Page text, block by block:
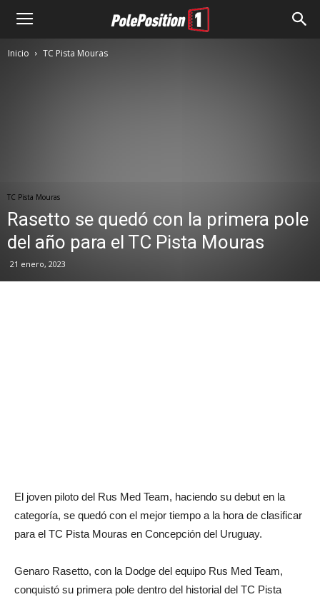
Inicio TC Pista Mouras
TC Pista Mouras
Rasetto se quedó con la primera pole
del año para el TC Pista Mouras
21 enero, 2023
El joven piloto del Rus Med Team, haciendo su debut en la
categoría, se quedó con el mejor tiempo a la hora de clasificar
para el TC Pista Mouras en Concepción del Uruguay.
Genaro Rasetto, con la Dodge del equipo Rus Med Team,
conquistó su primera pole dentro del historial del TC Pista